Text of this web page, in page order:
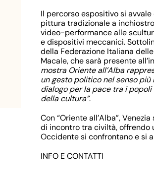
Il percorso espositivo si
pittura tradizionale a
video-performance alle
e dispositivi meccanici.
della Federazione Italiana
Macale, che sarà presente
mostra Oriente all’Alba
un gesto politico nel senso
dialogo per la pace tra i
della cultura”.
Con “Oriente all’Alba”,
di incontro tra civiltà, offrendo
Occidente si confrontano e si
INFO E CONTATTI